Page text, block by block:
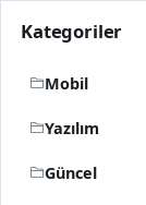
Kategoriler
Mobil
Yazılım
Güncel